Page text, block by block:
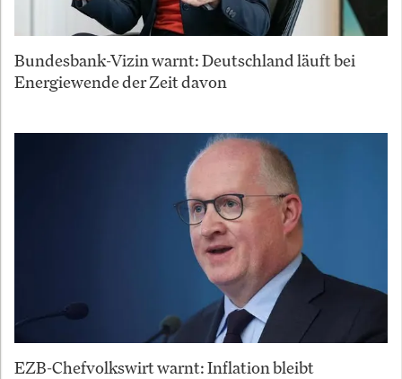
Bundesbank-Vizin warnt: Deutschland läuft bei
Energiewende der Zeit davon
EZB-Chefvolkswirt warnt: Inflation bleibt